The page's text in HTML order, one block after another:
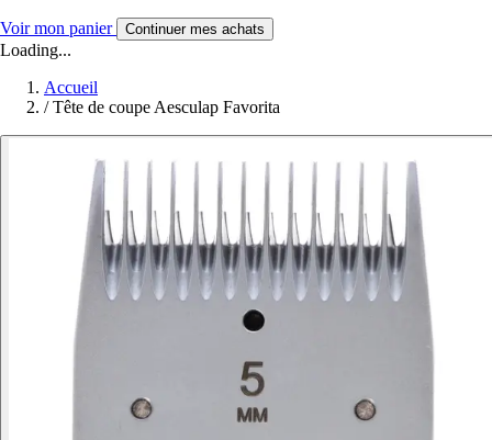
Voir mon panier Continuer mes achats
Loading...
Accueil
/ Tête de coupe Aesculap Favorita